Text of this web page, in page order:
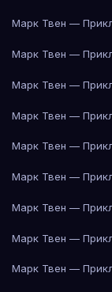
Марк Твен —
Марк Твен —
Марк Твен —
Марк Твен —
Марк Твен —
Марк Твен —
Марк Твен —
Марк Твен —
Марк Твен —